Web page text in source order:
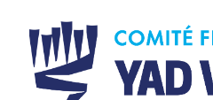
content